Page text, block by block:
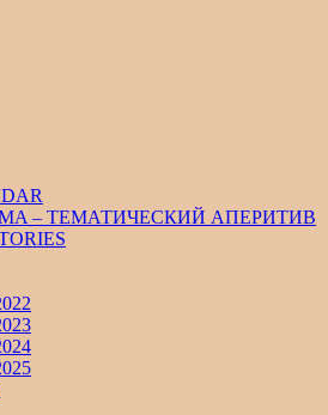
– ТЕМАТИЧЕСКИЙ АПЕРИТИВ